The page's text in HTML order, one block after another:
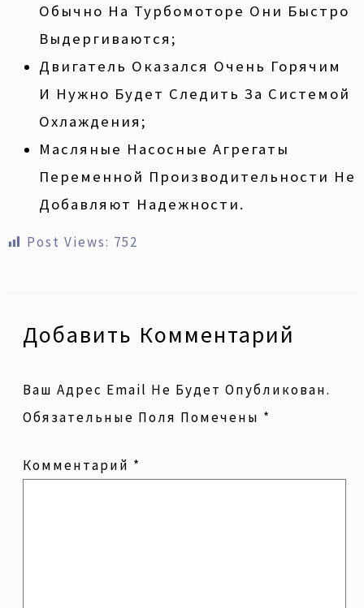
Обычно На Турбомоторе Они Быстро
Выдергиваются;
Двигатель Оказался Очень Горячим
И Нужно Будет Следить За Системой
Охлаждения;
Масляные Насосные Агрегаты
Переменной Производительности Не
Добавляют Надежности.
Post Views: 752
Добавить Комментарий
Ваш Адрес Email Не Будет Опубликован.
Обязательные Поля Помечены *
Комментарий *